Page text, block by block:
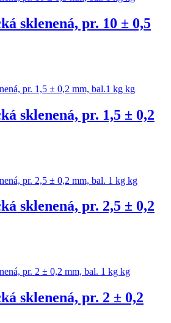
sklenená, pr. 10 ± 0,5
sklenená, pr. 1,5 ± 0,2
sklenená, pr. 2,5 ± 0,2
sklenená, pr. 2 ± 0,2